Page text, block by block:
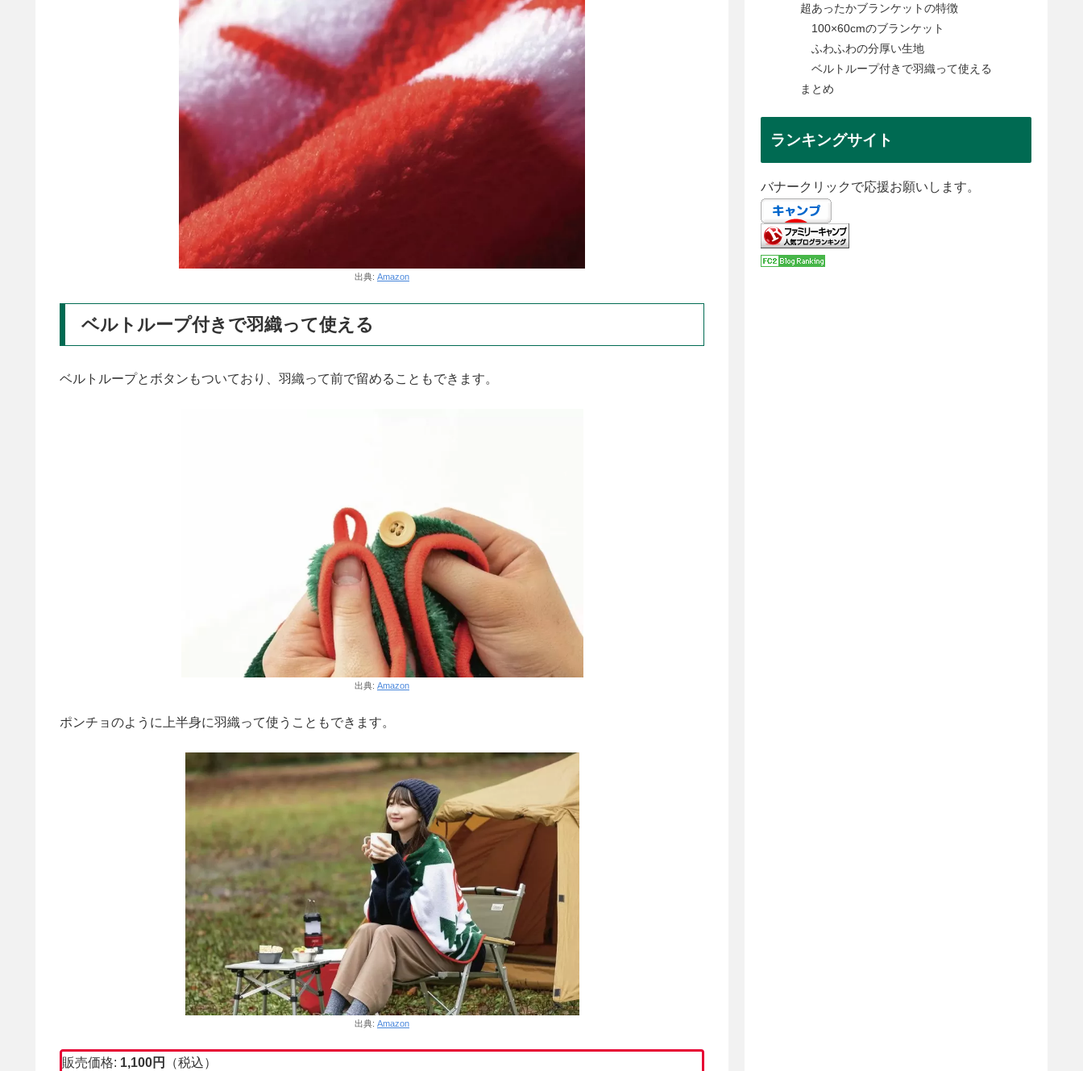
出典: Amazon
ベルトループ付きで羽織って使える
ベルトループとボタンもついており、羽織って前で留めることもできます。
出典: Amazon
ポンチョのように上半身に羽織って使うこともできます。
出典: Amazon
販売価格: 1,100円 （税込）
超あったかブランケットの特徴
100×60cmのブランケット
ふわふわの分厚い生地
ベルトループ付きで羽織って使える
まとめ
ランキングサイト
バナークリックで応援お願いします。